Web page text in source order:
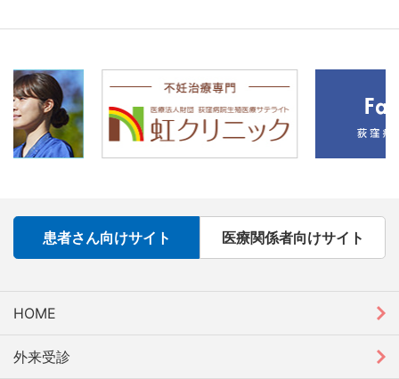
患者さん向けサイト 医療関係者向けサイト
HOME
外来受診